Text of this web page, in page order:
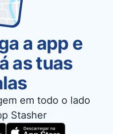
a app e
as tuas
em todo o lado
Stasher